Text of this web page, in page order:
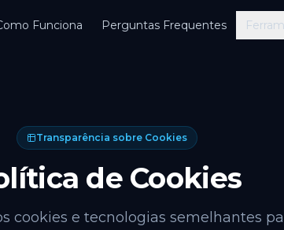
Funciona Perguntas Frequentes
Transparência sobre Cookies
de Cookies
cookies e tecnologias semelhantes